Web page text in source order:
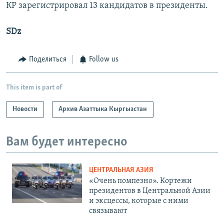
КР зарегистрировал 13 кандидатов в президенты.
SDz
Поделиться Follow us
This item is part of
Новости Архив Азаттыка Кыргызстан
Вам будет интересно
ЦЕНТРАЛЬНАЯ АЗИЯ
«Очень помпезно». Кортежи
президентов в Центральной Азии
и эксцессы, которые с ними
связывают